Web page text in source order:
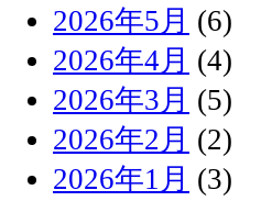
2026年5月 (6)
2026年4月 (4)
2026年3月 (5)
2026年2月 (2)
2026年1月 (3)